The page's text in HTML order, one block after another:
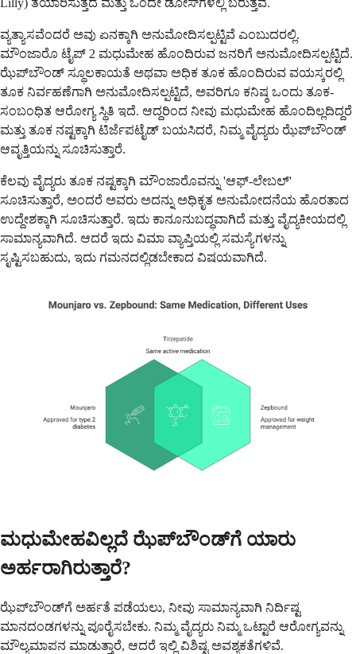
ವ್ಯತ್ಯಾಸವೆಂದರೆ ಅವು ಏನಕ್ಕಾಗಿ ಅನುಮೋದಿಸಲ್ಪಟ್ಟಿವೆ ಎಂಬುದರಲ್ಲಿ.
ಮೌಂಜಾರೊ ಟೈಪ್ 2 ಮಧುಮೇಹ ಹೊಂದಿರುವ ಜನರಿಗೆ ಅನುಮೋದಿಸಲ್ಪಟ್ಟಿದೆ.
ಝೆಪ್‌ಬೌಂಡ್ ಸ್ಥೂಲಕಾಯತೆ ಅಥವಾ ಅಧಿಕ ತೂಕ ಹೊಂದಿರುವ ವಯಸ್ಕರಲ್ಲಿ
ತೂಕ ನಿರ್ವಹಣೆಗಾಗಿ ಅನುಮೋದಿಸಲ್ಪಟ್ಟಿದೆ, ಅವರಿಗೂ ಕನಿಷ್ಠ ಒಂದು ತೂಕ-
ಸಂಬಂಧಿತ ಆರೋಗ್ಯ ಸ್ಥಿತಿ ಇದೆ. ಆದ್ದರಿಂದ ನೀವು ಮಧುಮೇಹ ಹೊಂದಿಲ್ಲದಿದ್ದರೆ
ಮತ್ತು ತೂಕ ನಷ್ಟಕ್ಕಾಗಿ ಟಿರ್ಜೆಪಟೈಡ್ ಬಯಸಿದರೆ, ನಿಮ್ಮ ವೈದ್ಯರು ಝೆಪ್‌ಬೌಂಡ್
ಆವೃತ್ತಿಯನ್ನು ಸೂಚಿಸುತ್ತಾರೆ.
ಕೆಲವು ವೈದ್ಯರು ತೂಕ ನಷ್ಟಕ್ಕಾಗಿ ಮೌಂಜಾರೊವನ್ನು 'ಆಫ್-ಲೇಬಲ್'
ಸೂಚಿಸುತ್ತಾರೆ, ಅಂದರೆ ಅವರು ಅದನ್ನು ಅಧಿಕೃತ ಅನುಮೋದನೆಯ ಹೊರತಾದ
ಉದ್ದೇಶಕ್ಕಾಗಿ ಸೂಚಿಸುತ್ತಾರೆ. ಇದು ಕಾನೂನುಬದ್ಧವಾಗಿದೆ ಮತ್ತು ವೈದ್ಯಕೀಯದಲ್ಲಿ
ಸಾಮಾನ್ಯವಾಗಿದೆ. ಆದರೆ ಇದು ವಿಮಾ ವ್ಯಾಪ್ತಿಯಲ್ಲಿ ಸಮಸ್ಯೆಗಳನ್ನು
ಸೃಷ್ಟಿಸಬಹುದು, ಇದು ಗಮನದಲ್ಲಿಡಬೇಕಾದ ವಿಷಯವಾಗಿದೆ.
ಮಧುಮೇಹವಿಲ್ಲದೆ ಝೆಪ್‌ಬೌಂಡ್‌ಗೆ ಯಾರು
ಅರ್ಹರಾಗಿರುತ್ತಾರೆ?
ಝೆಪ್‌ಬೌಂಡ್‌ಗೆ ಅರ್ಹತೆ ಪಡೆಯಲು, ನೀವು ಸಾಮಾನ್ಯವಾಗಿ ನಿರ್ದಿಷ್ಟ
ಮಾನದಂಡಗಳನ್ನು ಪೂರೈಸಬೇಕು. ನಿಮ್ಮ ವೈದ್ಯರು ನಿಮ್ಮ ಒಟ್ಟಾರೆ ಆರೋಗ್ಯವನ್ನು
ಮೌಲ್ಯಮಾಪನ ಮಾಡುತ್ತಾರೆ, ಆದರೆ ಇಲ್ಲಿ ವಿಶಿಷ್ಟ ಅವಶ್ಯಕತೆಗಳಿವೆ.